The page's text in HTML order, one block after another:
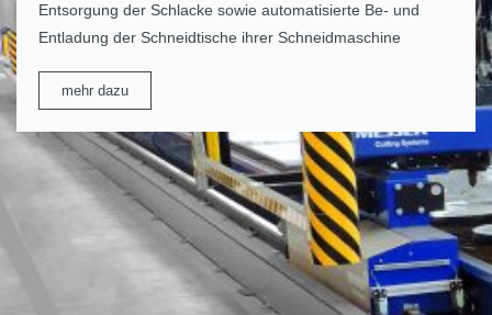
Entsorgung der Schlacke sowie automatisierte Be- und
Entladung der Schneidtische ihrer Schneidmaschine
mehr dazu